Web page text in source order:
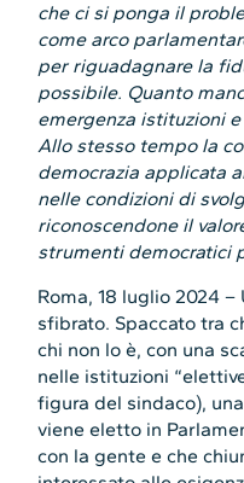
che ci si ponga il
come arco
per riguadagnare la
possibile. Quanto
emergenza istituzioni
Allo stesso tempo la
democrazia applicata
nelle condizioni di
riconoscendone il
strumenti democratici
Roma, 18 luglio 2024
sfibrato. Spaccato tra
chi non lo è, con una
nelle istituzioni
figura del sindaco),
viene eletto in
con la gente e che